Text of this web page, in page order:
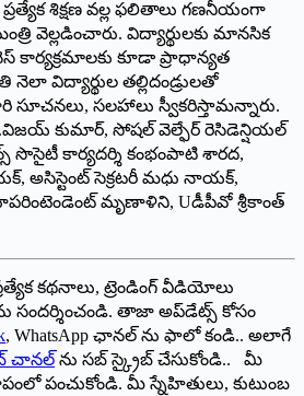
శిక్షణ వల్ల ఫలితాలు గణనీయంగా
వెల్లడించారు. విద్యార్థులకు మానసిక
కార్యక్రమాలకు కూడా ప్రాధాన్యత
నెలా విద్యార్థుల తల్లిదండ్రులతో
సలహాలు స్వీకరిస్తామన్నారు.
కుమార్, సోషల్ వెల్ఫేర్ రెసిడెన్షియల్
సొసైటీ కార్యదర్శి కంభంపాటి శారద,
అసిస్టెంట్ సెక్రటరీ మధు నాయక్,
మృణాళిని, Uడీపీవో శ్రీకాంత్
కథనాలు, ట్రెండింగ్ వీడియోలు
సందర్శించండి. తాజా అప్‌డేట్స్ కోసం
, WhatsApp ఛానల్ ను ఫాలో కండి.. అలాగే
చానల్ ను సబ్ స్క్రైబ్ చేసుకోండి.. మీ
పంచుకోండి. మీ స్నేహితులు, కుటుంబ